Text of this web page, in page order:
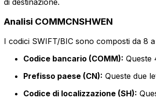
di destinazione.
Analisi COMMCNSHWEN
I codici SWIFT/BIC sono composti da 8
Codice bancario (COMM): Queste
Prefisso paese (CN): Queste due
Codice di localizzazione (SH):